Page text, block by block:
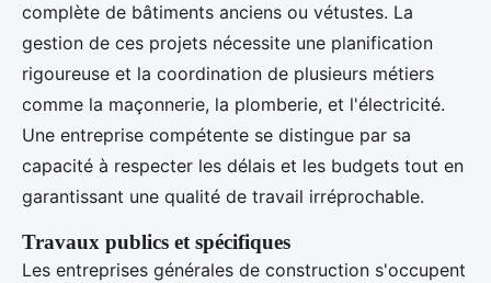
complète de bâtiments anciens ou vétustes. La
gestion de ces projets nécessite une planification
rigoureuse et la coordination de plusieurs métiers
comme la maçonnerie, la plomberie, et l'électricité.
Une entreprise compétente se distingue par sa
capacité à respecter les délais et les budgets tout en
garantissant une qualité de travail irréprochable.
Travaux publics et spécifiques
Les entreprises générales de construction s'occupent